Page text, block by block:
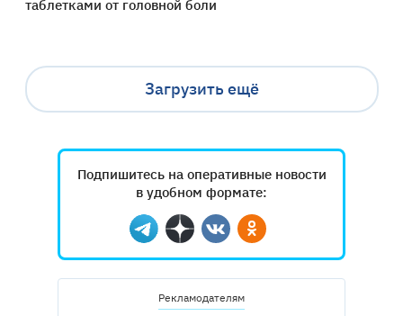
таблетками от головной боли
Загрузить ещё
Подпишитесь на оперативные новости
в удобном формате:
Telegram
ДзенВконтактеОдноклассники
Рекламодателям